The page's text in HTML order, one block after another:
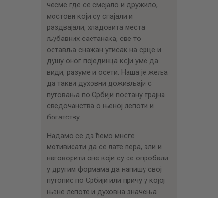
чесме где се смејало и дружило,
мостови који су спајали и
раздвајали, хладовита места
љубавних састанака, све то
оставља снажан утисак на срце и
душу оног појединца који уме да
види, разуме и осети. Наша је жеља
да такви духовни доживљаји с
путовања по Србији постану трајна
сведочанства о њеној лепоти и
богатству.
Надамо се да ћемо многе
мотивисати да се лате пера, али и
наговорити оне који су се опробали
у другим формама да напишу свој
путопис по Србији или причу у којој
њене лепоте и духовна значења